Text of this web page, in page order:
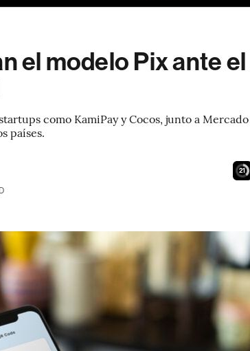
el modelo Pix ante el
como KamiPay y Cocos, junto a Mercado
países.
20